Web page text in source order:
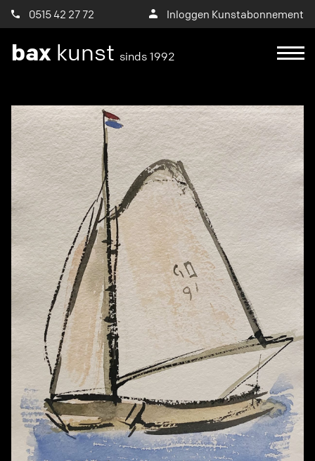
0515 42 27 72 Inloggen Kunstabonnement
bax kunst sinds 1992